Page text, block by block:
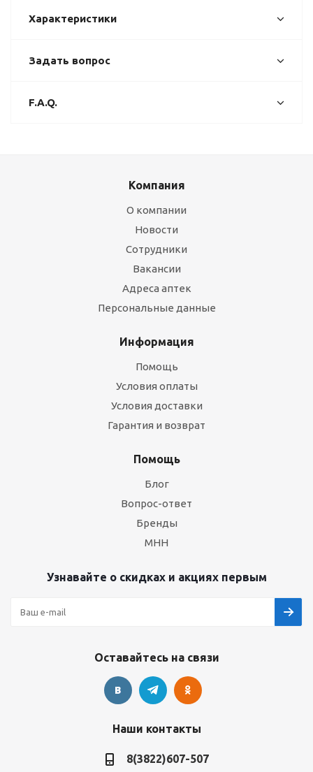
Характеристики
Задать вопрос
F.A.Q.
Компания
О компании
Новости
Сотрудники
Вакансии
Адреса аптек
Персональные данные
Информация
Помощь
Условия оплаты
Условия доставки
Гарантия и возврат
Помощь
Блог
Вопрос-ответ
Бренды
МНН
Узнавайте о скидках и акциях первым
Оставайтесь на связи
Наши контакты
8(3822)607-507